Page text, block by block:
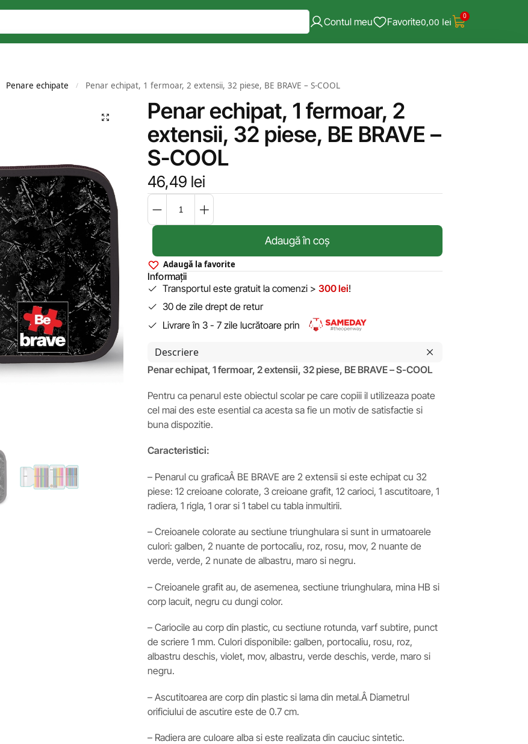
Contul meu Favorite0,00 lei 0
Penare echipate / Penar echipat, 1 fermoar, 2 extensii, 32 piese, BE BRAVE – S-COOL
Penar echipat, 1 fermoar, 2
extensii, 32 piese, BE BRAVE –
S-COOL
46,49 lei
Adaugă în coș
Adaugă la favorite
Informații
Transportul este gratuit la comenzi > 300 lei!
30 de zile drept de retur
Livrare în 3 - 7 zile lucrătoare prin
Descriere
Penar echipat, 1 fermoar, 2 extensii, 32 piese, BE BRAVE – S-COOL
Pentru ca penarul este obiectul scolar pe care copiii il utilizeaza poate
cel mai des este esential ca acesta sa fie un motiv de satisfactie si
buna dispozitie.
Caracteristici:
– Penarul cu graficaÂ BE BRAVE are 2 extensii si este echipat cu 32
piese: 12 creioane colorate, 3 creioane grafit, 12 carioci, 1 ascutitoare, 1
radiera, 1 rigla, 1 orar si 1 tabel cu tabla inmultirii.
– Creioanele colorate au sectiune triunghulara si sunt in urmatoarele
culori: galben, 2 nuante de portocaliu, roz, rosu, mov, 2 nuante de
verde, verde, 2 nunate de albastru, maro si negru.
– Creioanele grafit au, de asemenea, sectiune triunghulara, mina HB si
corp lacuit, negru cu dungi color.
– Cariocile au corp din plastic, cu sectiune rotunda, varf subtire, punct
de scriere 1 mm. Culori disponibile: galben, portocaliu, rosu, roz,
albastru deschis, violet, mov, albastru, verde deschis, verde, maro si
negru.
– Ascutitoarea are corp din plastic si lama din metal.Â Diametrul
orificiului de ascutire este de 0.7 cm.
– Radiera are culoare alba si este realizata din cauciuc sintetic.